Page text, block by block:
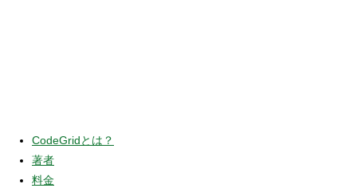
CodeGridとは？
著者
料金